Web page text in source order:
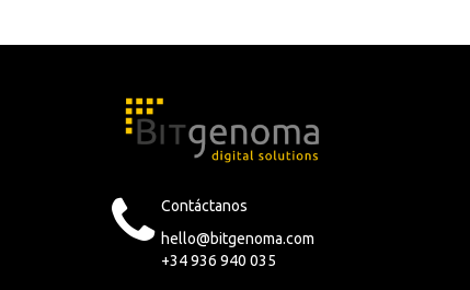
Contáctanos
hello@bitgenoma.com
+34 936 940 035